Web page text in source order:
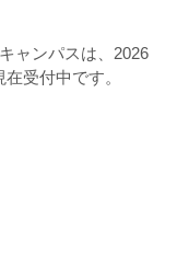
ャンパスは、2026
受付中です。